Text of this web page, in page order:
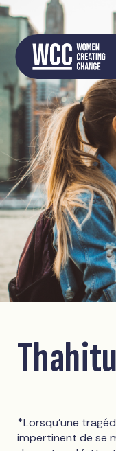
*Lorsqu'une
impertinent de se